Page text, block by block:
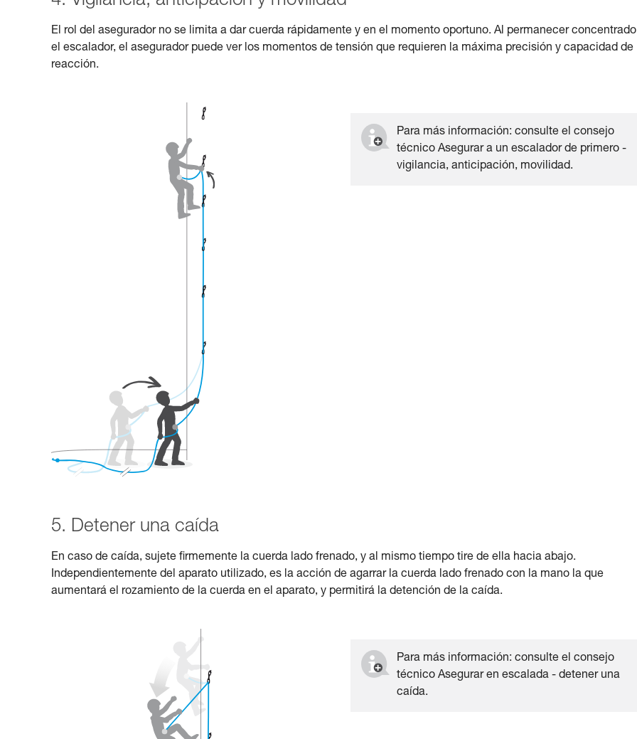
El rol del asegurador no se limita a dar cuerda rápidamente y en el momento oportuno. Al permanecer
el escalador, el asegurador puede ver los momentos de tensión que requieren la máxima precisión y capacidad de
reacción.
Para más información: consulte el consejo
técnico Asegurar a un escalador de primero -
vigilancia, anticipación, movilidad.
5. Detener una caída
En caso de caída, sujete firmemente la cuerda lado frenado, y al mismo tiempo tire de ella hacia abajo.
Independientemente del aparato utilizado, es la acción de agarrar la cuerda lado frenado con la mano la que
aumentará el rozamiento de la cuerda en el aparato, y permitirá la detención de la caída.
Para más información: consulte el consejo
técnico Asegurar en escalada - detener una
caída.